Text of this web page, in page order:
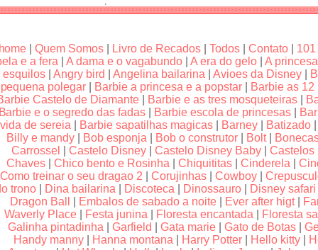
|Quem Somos Livro de Recados |Todos |Contato
e a fera
A dama e o vagabundo A era do gelo
A
esquilos
Angry bird Angelina bailarina Avioes da Disney
pequena polegar
Barbie a princesa e a popstar
Barbie as
Castelo de Diamante
Barbie e as tres mosqueteiras
e o segredo das fadas
Barbie escola de princesas
vida de sereia
Barbie sapatilhas magicas Barney Batizado
Billy e mandy
Bob esponja Bob o construtor Bolt|
Carrossel
|Castelo Disney |Castelo Disney Baby |Castelos
Chaves
Chico bento e Rosinha Chiquititas Cinderela
Como treinar o seu dragao 2 |Corujinhas |Cowboy |
trono
Dina bailarina Discoteca Dinossauro Disney safari
Dragon Ball
Embalos de sabado a noite Ever after higt|
Waverly Place
Festa junina Floresta encantada
Floresta
Galinha pintadinha |Garfield |Gata marie |Gato de Botas |
Handy manny
Hanna montana Harry Potter Hello kitty